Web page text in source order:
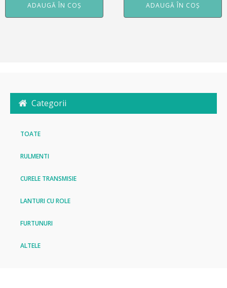
Categorii
TOATE
RULMENTI
CURELE TRANSMISIE
LANTURI CU ROLE
FURTUNURI
ALTELE
ADAUGĂ ÎN COȘ ADAUGĂ ÎN COȘ